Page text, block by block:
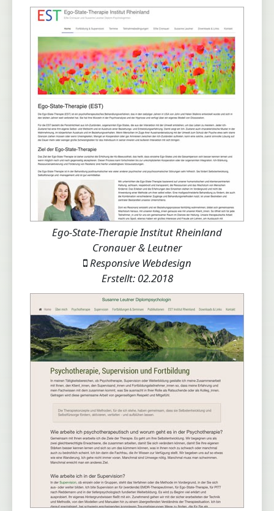
Ego-State-Therapie Institut Rheinland
Cronauer & Leutner
Responsive Webdesign
Erstellt: 02.2018